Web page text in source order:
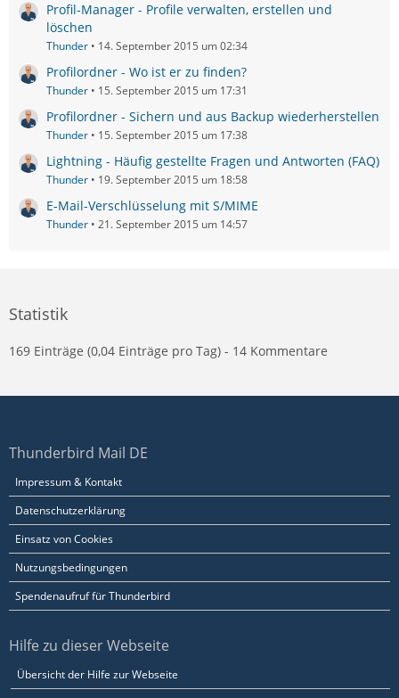
Profil-Manager - Profile verwalten, erstellen und
löschen
Thunder 14. September 2015 um 02:34
Profilordner - Wo ist er zu finden?
Thunder 15. September 2015 um 17:31
Profilordner - Sichern und aus Backup wiederherstellen
Thunder 15. September 2015 um 17:38
Lightning - Häufig gestellte Fragen und Antworten (FAQ)
Thunder 19. September 2015 um 18:58
E-Mail-Verschlüsselung mit S/MIME
Thunder 21. September 2015 um 14:57
Statistik
169 Einträge (0,04 Einträge pro Tag) - 14 Kommentare
Thunderbird Mail DE
Impressum & Kontakt
Datenschutzerklärung
Einsatz von Cookies
Nutzungsbedingungen
Spendenaufruf für Thunderbird
Hilfe zu dieser Webseite
Übersicht der Hilfe zur Webseite